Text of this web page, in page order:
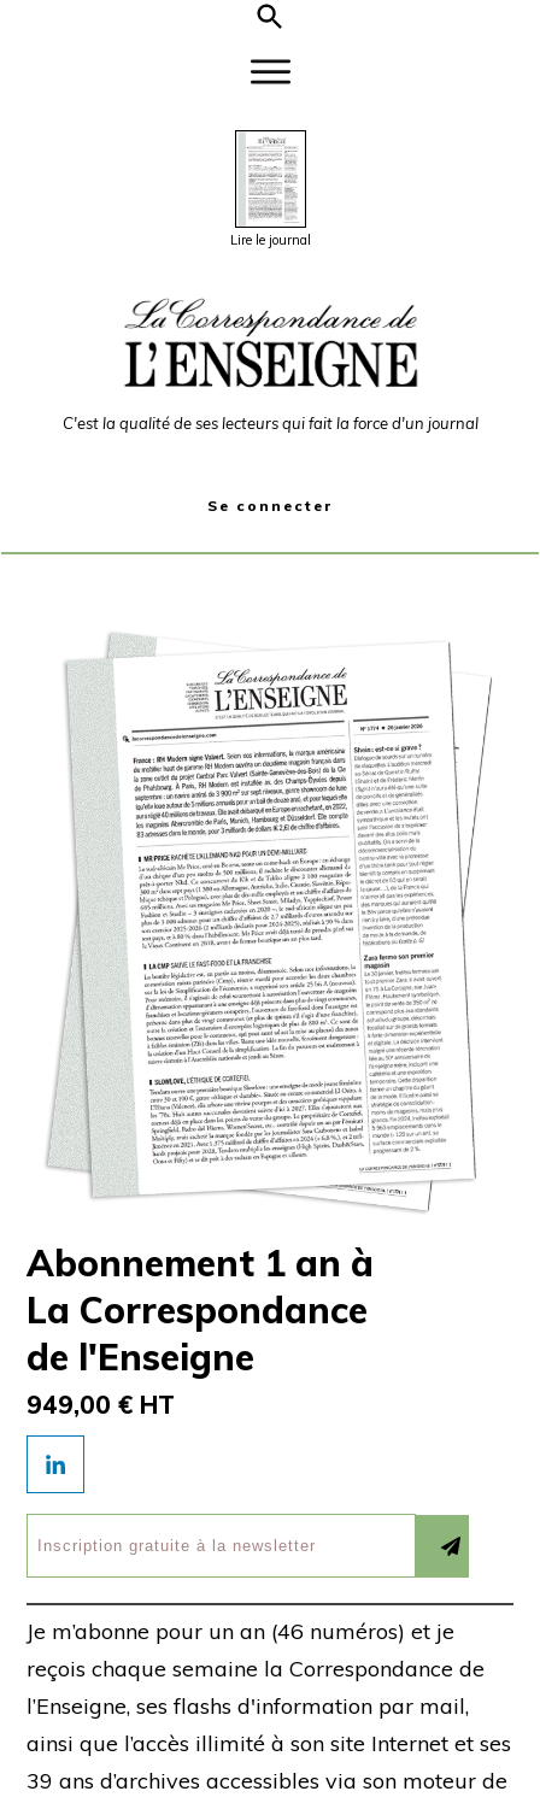
Lire le journal
C'est la qualité de ses lecteurs qui fait la force d'un journal
Se connecter
Abonnement 1 an à
La Correspondance
de l'Enseigne
949,00 € HT
Je m’abonne pour un an (46 numéros) et je
reçois chaque semaine la Correspondance de
l’Enseigne, ses flashs d'information par mail,
ainsi que l’accès illimité à son site Internet et ses
39 ans d’archives accessibles via son moteur de